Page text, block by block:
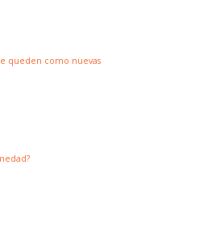
queden como nuevas